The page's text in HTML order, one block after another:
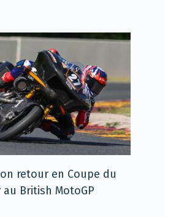
retour en Coupe du
British MotoGP